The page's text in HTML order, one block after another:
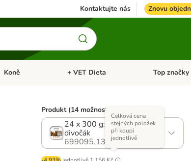
Kontaktujte nás Znovu
Otevřít menu: Akvaristika
Koně Otevřít menu: Koně
+ VET Dieta Otevřít menu:
Top značky
Produkt (14 možností)
24 x 300 g: Oak Woods -
divočák
699095.13
Celková cena
stejných položek
při koupi
jednotlivě